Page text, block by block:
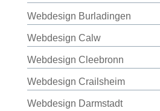
Webdesign Burladingen
Webdesign Calw
Webdesign Cleebronn
Webdesign Crailsheim
Webdesign Darmstadt